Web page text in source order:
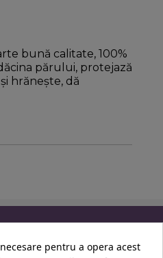
bună calitate, 100%
părului, protejază
hrănește, dă
pentru a opera acest